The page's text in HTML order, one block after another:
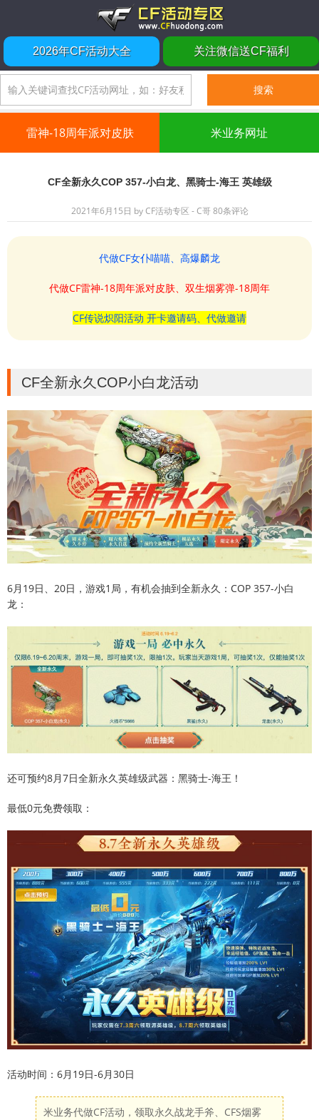
2026年CF活动大全 关注微信送CF福利
雷神-18周年派对皮肤 米业务网址
CF全新永久COP 357-小白龙、黑骑士-海王 英雄级
2021年6月15日 byCF活动专区 - C哥 80条评论
代做CF女仆喵喵、高爆麟龙
代做CF雷神-18周年派对皮肤、双生烟雾弹-18周年
CF传说炽阳活动 开卡邀请码、代做邀请
CF全新永久COP小白龙活动
6月19日、20日，游戏1局，有机会抽到全新永久：COP 357-小白
龙：
还可预约8月7日全新永久英雄级武器：黑骑士-海王！
最低0元免费领取：
活动时间：6月19日-6月30日
米业务代做CF活动，领取永久战龙手斧、CFS烟雾